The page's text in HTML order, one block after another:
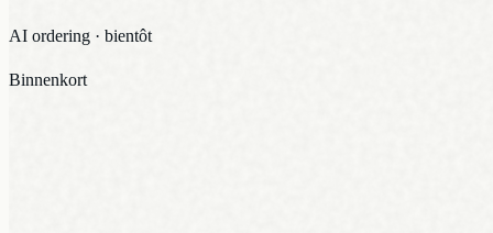
AI ordering · bientôt
Binnenkort